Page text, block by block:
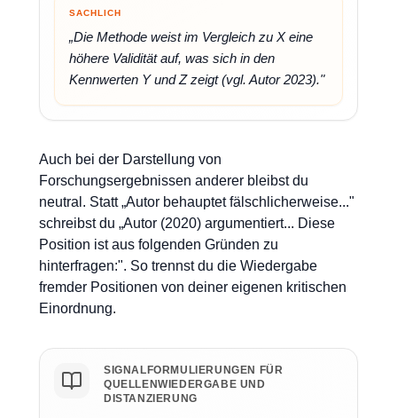
SACHLICH
„Die Methode weist im Vergleich zu X eine
höhere Validität auf, was sich in den
Kennwerten Y und Z zeigt (vgl. Autor 2023)."
Auch bei der Darstellung von
Forschungsergebnissen anderer bleibst du
neutral. Statt „Autor behauptet fälschlicherweise..."
schreibst du „Autor (2020) argumentiert... Diese
Position ist aus folgenden Gründen zu
hinterfragen:". So trennst du die Wiedergabe
fremder Positionen von deiner eigenen kritischen
Einordnung.
SIGNALFORMULIERUNGEN FÜR
QUELLENWIEDERGABE UND
DISTANZIERUNG